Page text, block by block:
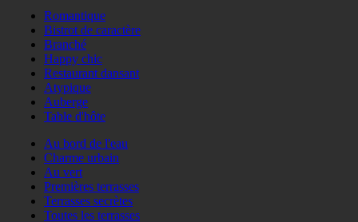
Romantique
Bistrot de caractère
Branché
Happy chic
Restaurant dansant
Atypique
Auberge
Table d'hôte
Au bord de l'eau
Charme urbain
Au vert
Premières terrasses
Terrasses secrètes
Toutes les terrasses